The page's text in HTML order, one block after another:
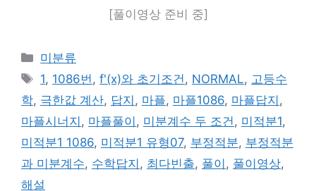
[풀이영상 준비 중]
카
테
리
미분류
태
그
1, 1086번,f'(x)와 초기조건, NORMAL, 고등수
학, 극한값 계산, 답지 , 마플, 마플1086, 마플답지 ,
마플시너지 , 마플풀이 , 미분계수 두 조건, 미적분1,
미적분1 1086, 미적분1 유형07, 부정적분, 부정적분
과 미분계수, 수학답지 , 최다빈출, 풀이 , 풀이영상,
해설